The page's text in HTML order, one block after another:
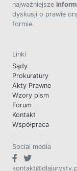
najważniejsze
dyskusji o prawie
formie.
Linki
Sądy
Prokuratury
Akty Prawne
Wzory pism
Forum
Kontakt
Współpraca
Social media